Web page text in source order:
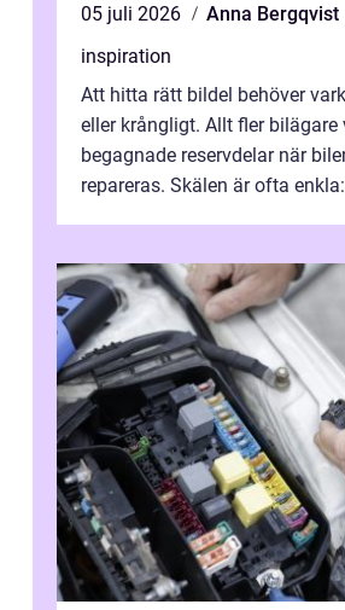
05 juli 2026
Anna Bergqvist
inspiration
Att hitta rätt bildel behöver
eller krångligt. Allt fler bilägare
begagnade reservdelar när
repareras. Skälen är ofta